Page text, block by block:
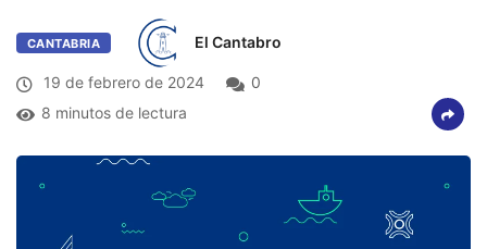
CANTABRIA El Cantabro
19 de febrero de 2024
0
8 minutos de lectura